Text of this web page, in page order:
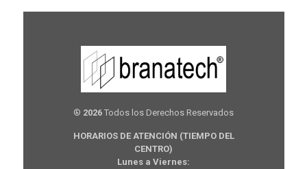
® 2026 Todos los Derechos Reservados
HORARIOS DE ATENCIÓN (TIEMPO DEL
CENTRO)
Lunes a Viernes: